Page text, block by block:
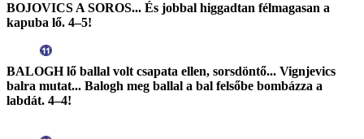
BOJOVICS A SOROS... És jobbal higgadtan félmagasan a
kapuba lő. 4–5!
BALOGH lő ballal volt csapata ellen, sorsdöntő... Vignjevics
balra mutat... Balogh meg ballal a bal felsőbe bombázza a
labdát. 4–4!